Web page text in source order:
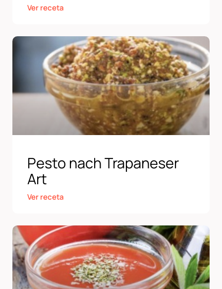
Ver receta
Pesto nach Trapaneser
Art
Ver receta